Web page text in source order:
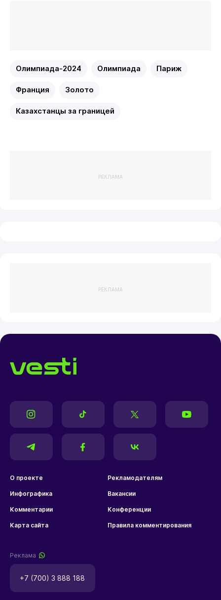
Олимпиада-2024 Олимпиада Париж
Франция Золото
Казахстанцы за границей
РЕКЛАМА
РЕКЛАМА
О проекте Рекламодателям
Инфографика Вакансии
Комментарии Конференции
Карта сайта Правила комментирования
Реклама
+7 (700) 3 888 188